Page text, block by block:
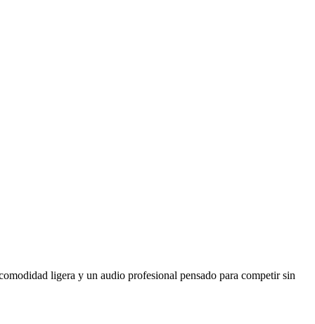
ligera y un audio profesional pensado para competir sin